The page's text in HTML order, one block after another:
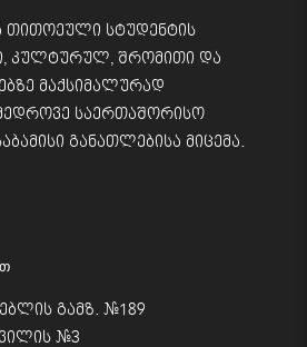
თითოეული სტუდენტის
კულტურულ, შრომითი და
მაქსიმალურად
საერთაშორისო
განათლებისა მიცემა.
გამზ. #189
#3